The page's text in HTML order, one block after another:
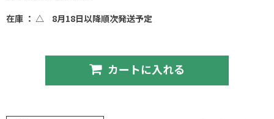
在庫 ： △ 8月18日以降順次発送予定
カートに入れる